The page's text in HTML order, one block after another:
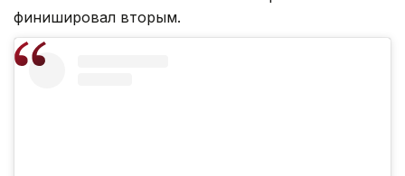
финишировал вторым.